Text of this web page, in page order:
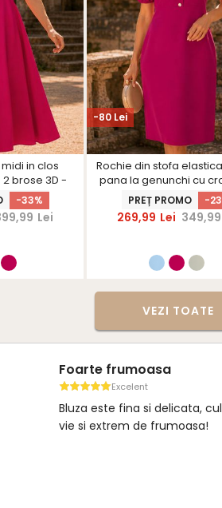
in clos
brose 3D -
-33%
Lei
-80 Lei
Rochie din stofa
pana la genunchi cu
guler rotunjit cu
StarShinerS
PREȚ PROMO -
269,99 Lei 349,99
VEZI TOATE
Foarte frumoasa
Excelent
Bluza este fina si delicata,
vie si extrem de frumoasa!